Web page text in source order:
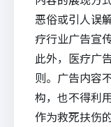
恶俗或引人误
疗行业广告宣
此外，医疗广
则。广告内容
构，也不得利
作为救死扶伤